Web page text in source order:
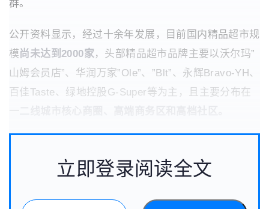
群。
公开资料显示，经过十余年发展，目前国内精品超市规
模尚未达到2000家 ，头部精品超市品牌主要以沃尔玛”
山姆会员店”、华润万家”Ole”、”Blt”、永辉Bravo-YH、
百佳Taste、绿地控股G-Super等为主，且主要分布在
立即登录阅读全文